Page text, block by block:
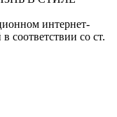
интернет-
соответствии со ст.